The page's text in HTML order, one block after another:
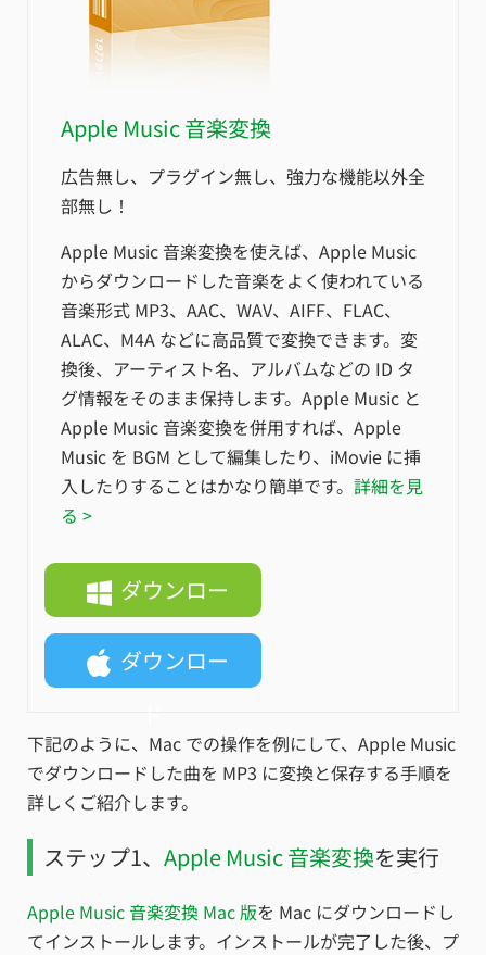
Apple Music 音楽変換
広告無し、プラグイン無し、強力な機能以外全
部無し！
Apple Music 音楽変換を使えば、Apple Music
からダウンロードした音楽をよく使われている
音楽形式 MP3、AAC、WAV、AIFF、FLAC、
ALAC、M4A などに高品質で変換できます。変
換後、アーティスト名、アルバムなどの ID タ
グ情報をそのまま保持します。Apple Music と
Apple Music 音楽変換を併用すれば、Apple
Music を BGM として編集したり、iMovie に挿
入したりすることはかなり簡単です。 詳細を見
る >
ダウンロー
ド
ダウンロー
下記のように、Mac での操作を例にして、Apple Music
でダウンロードした曲を MP3 に変換と保存する手順を
詳しくご紹介します。
ステップ1、 Apple Music 音楽変換を実行
Apple Music 音楽変換 Mac 版を Mac にダウンロードし
てインストールします。インストールが完了した後、プ